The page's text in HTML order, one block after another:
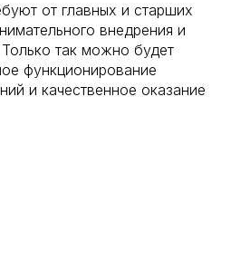
от главных и старших
внедрения и
так можно будет
функционирование
и качественное оказание